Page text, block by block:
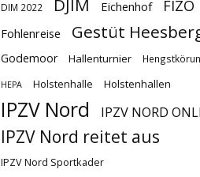
DIM 2022 Eichenhof FIZO
Fohlenreise Gestüt
Godemoor Hallenturnier
HEPA Holstenhalle Holstenhallen
IPZV Nord IPZV NORD
IPZV Nord reitet aus
IPZV Nord Sportkader